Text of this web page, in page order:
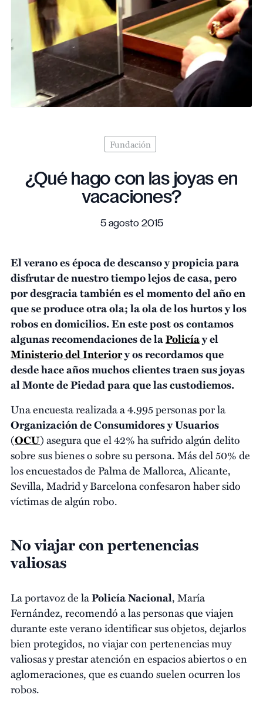
Fundación
¿Qué hago con las joyas en
vacaciones?
5 agosto 2015
El verano es época de descanso y propicia para
disfrutar de nuestro tiempo lejos de casa, pero
por desgracia también es el momento del año en
que se produce otra ola; la ola de los hurtos y los
robos en domicilios. En este post os contamos
algunas recomendaciones de laPolicíay el
Ministerio del Interiory os recordamos que
desde hace años muchos clientes traen sus joyas
al Monte de Piedad para que las custodiemos.
Una encuesta realizada a 4.995 personas por la
Organización de Consumidores y Usuarios
(OCU)asegura que el 42% ha sufrido algún delito
sobre sus bienes o sobre su persona. Más del 50% de
los encuestados de Palma de Mallorca, Alicante,
Sevilla, Madrid y Barcelona confesaron haber sido
víctimas de algún robo.
No viajar con pertenencias
valiosas
La portavoz de laPolicía Nacional, María
Fernández, recomendó a las personas que viajen
durante este verano identificar sus objetos, dejarlos
bien protegidos, no viajar con pertenencias muy
valiosas y prestar atención en espacios abiertos o en
aglomeraciones, que es cuando suelen ocurren los
robos.